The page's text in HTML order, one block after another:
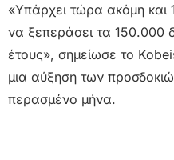
«Υπάρχει τώρα ακόμη και
να ξεπεράσει τα 150.000
έτους», σημείωσε το
μια αύξηση των
περασμένο μήνα.